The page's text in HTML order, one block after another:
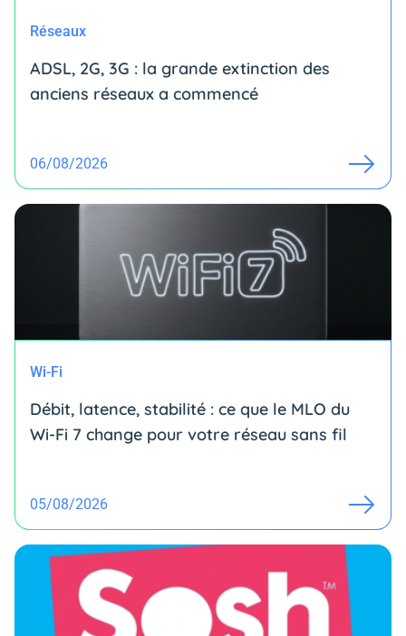
Réseaux
ADSL, 2G, 3G : la grande extinction des
anciens réseaux a commencé
06/08/2026
Wi-Fi
Débit, latence, stabilité : ce que le MLO du
Wi-Fi 7 change pour votre réseau sans fil
05/08/2026